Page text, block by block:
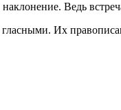
Ведь
Их